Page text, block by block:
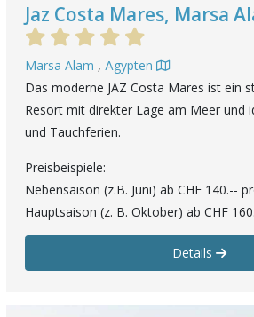
Jaz Costa Mares, Marsa
Marsa Alam , Ägypten
Das moderne JAZ Costa Mares ist ein
Resort mit direkter Lage am Meer und
und Tauchferien.
Preisbeispiele:
Nebensaison (z.B. Juni) ab CHF 140.--
Hauptsaison (z. B. Oktober) ab CHF
Details